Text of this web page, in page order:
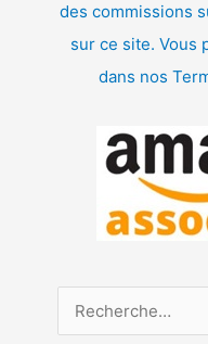
des commissions
sur ce site. Vous
dans nos